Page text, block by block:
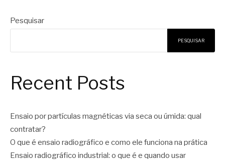
Pesquisar
PESQUISAR
Recent Posts
Ensaio por partículas magnéticas via seca ou úmida: qual
contratar?
O que é ensaio radiográfico e como ele funciona na prática
Ensaio radiográfico industrial: o que é e quando usar